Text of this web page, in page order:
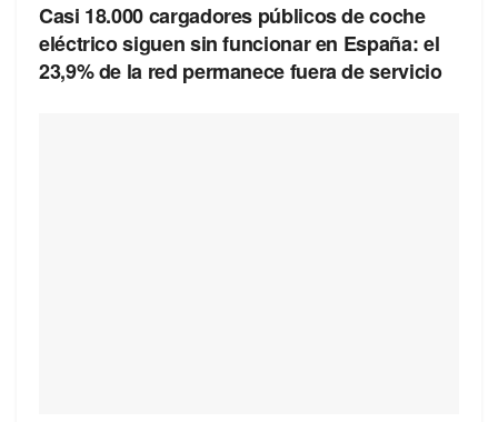
Casi 18.000 cargadores públicos de coche
eléctrico siguen sin funcionar en España: el
23,9% de la red permanece fuera de servicio